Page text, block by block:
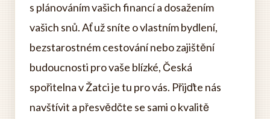
s plánováním vašich financí a dosažením
vašich snů. Ať už sníte o vlastním bydlení,
bezstarostném cestování nebo zajištění
budoucnosti pro vaše blízké, Česká
spořitelna v Žatci je tu pro vás. Přijďte nás
navštívit a přesvědčte se sami o kvalitě